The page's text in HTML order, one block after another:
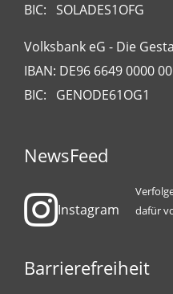
BIC: SOLADES1OFG
Volksbank eG - Die
IBAN: DE96 6649 0000
BIC: GENODE61OG1
NewsFeed
Instagram
dafür
Barrierefreiheit